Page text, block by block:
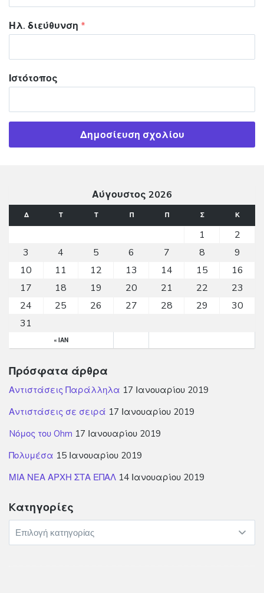
Ηλ. διεύθυνση *
Ιστότοπος
Αύγουστος 2026
Δ Τ Τ Π Π Σ Κ
« ΙΑΝ
1
2
3
4 5 6 7 8
9
10
11 12 13 14 15
16
17
18 19 20 21 22
23
24
25 26 27 28 29
30
31
Πρόσφατα άρθρα
Αντιστάσεις Παράλληλα 17 Ιανουαρίου 2019
Αντιστάσεις σε σειρά 17 Ιανουαρίου 2019
Nόμος του Ohm 17 Ιανουαρίου 2019
Πολυμέσα 15 Ιανουαρίου 2019
ΜΙΑ ΝΕΑ ΑΡΧΗ ΣΤΑ ΕΠΑΛ 14 Ιανουαρίου 2019
Kατηγορίες